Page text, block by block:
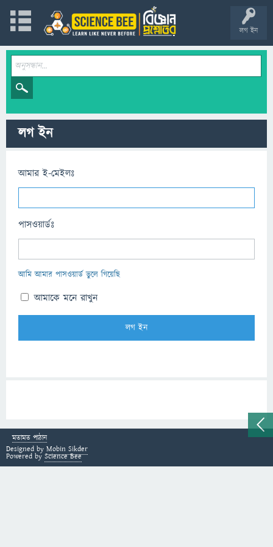
লগ ইন
লগ ইন
আমার ই-মেইলঃ
পাসওয়ার্ডঃ
আমি আমার পাসওয়ার্ড ভুলে গিয়েছি
আমাকে মনে রাখুন
মতামত পাঠান
Designed by Mobin Sikder
Powered by Science Bee